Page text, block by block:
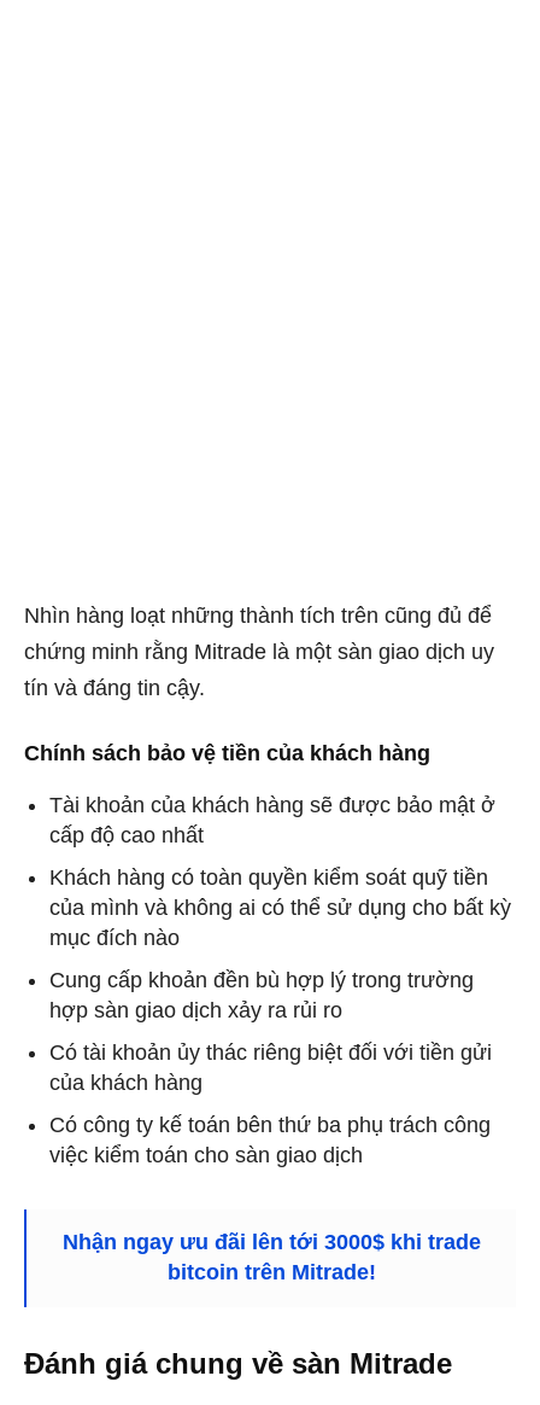
Nhìn hàng loạt những thành tích trên cũng đủ để
chứng minh rằng Mitrade là một sàn giao dịch uy
tín và đáng tin cậy.
Chính sách bảo vệ tiền của khách hàng
Tài khoản của khách hàng sẽ được bảo mật ở
cấp độ cao nhất
Khách hàng có toàn quyền kiểm soát quỹ tiền
của mình và không ai có thể sử dụng cho bất kỳ
mục đích nào
Cung cấp khoản đền bù hợp lý trong trường
hợp sàn giao dịch xảy ra rủi ro
Có tài khoản ủy thác riêng biệt đối với tiền gửi
của khách hàng
Có công ty kế toán bên thứ ba phụ trách công
việc kiểm toán cho sàn giao dịch
Nhận ngay ưu đãi lên tới 3000$ khi trade
bitcoin trên Mitrade!
Đánh giá chung về sàn Mitrade